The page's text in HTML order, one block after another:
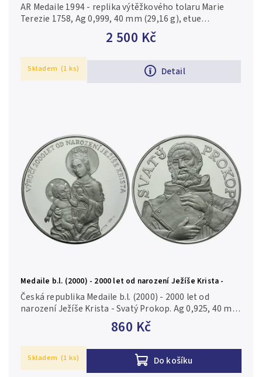
2 500 Kč
Detail
AR Medaile 1994 - replika výtěžkového tolaru Marie
Terezie 1758, Ag 0,999, 40 mm (29,16 g), etue
Výtěžkové ražby jsou mince ražené ze surovin
vytěžených v určitých...
Skladem (1 ks)
Medaile b.l. (2000) - 2000 let od narození Ježíše Krista -
Svatý Prokop, PROOF
860 Kč
Do košíku
Česká republika Medaile b.l. (2000) - 2000 let od
narození Ježíše Krista - Svatý Prokop. Ag 0,925, 40 mm
Skladem (1 ks)